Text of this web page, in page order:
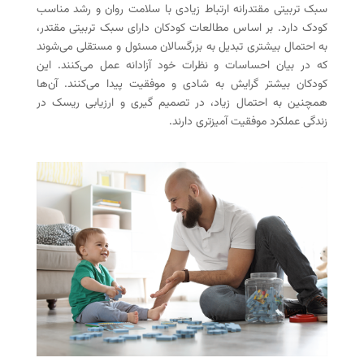
سبک تربیتی مقتدرانه ارتباط زیادی با سلامت روان و رشد مناسب
کودک دارد. بر اساس مطالعات کودکان دارای سبک تربیتی مقتدر،
به احتمال بیشتری تبدیل به بزرگسالان مسئول و مستقلی می‌شوند
که در بیان احساسات و نظرات خود آزادانه عمل می‌کنند. این
کودکان بیشتر گرایش به شادی و موفقیت پیدا می‌کنند. آن‌ها
همچنین به احتمال زیاد، در تصمیم گیری و ارزیابی ریسک در
زندگی عملکرد موفقیت آمیزتری دارند.